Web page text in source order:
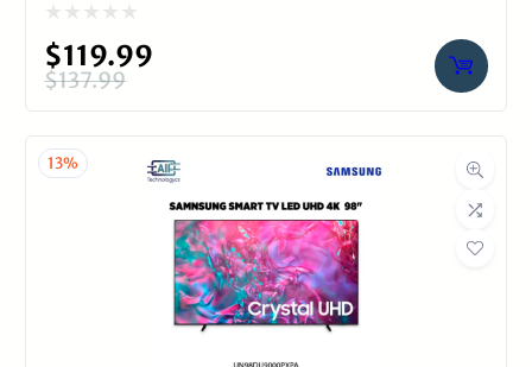
Valorado
con
de
5
$137.99
original
$119.99
actual
13%